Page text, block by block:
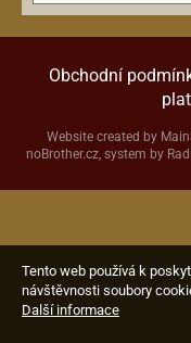
Sluchátka
Struny
Obchodní
Website created by
noBrother.cz, system by
Tento web používá k
návštěvnosti soubory
Další informace